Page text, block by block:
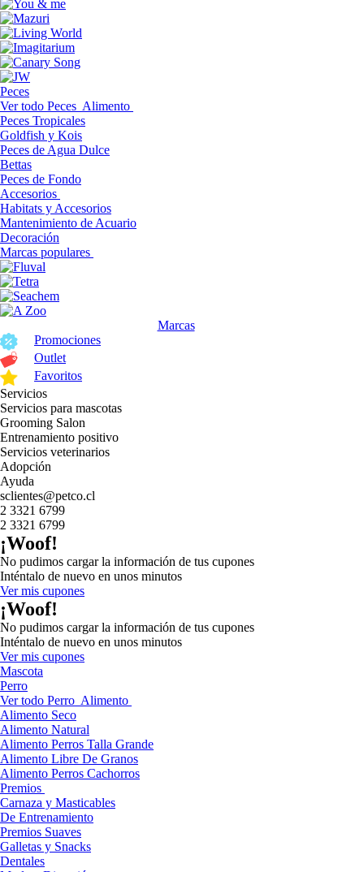
Peces
Ver todo Peces Alimento
Peces Tropicales
Goldfish y Kois
Peces de Agua Dulce
Bettas
Peces de Fondo
Accesorios
Habitats y Accesorios
Mantenimiento de Acuario
Decoración
Marcas populares
Marcas
Promociones
Outlet
Favoritos
Servicios
Servicios para mascotas
Grooming Salon
Entrenamiento positivo
Servicios veterinarios
Adopción
Ayuda
sclientes@petco.cl
2 3321 6799
2 3321 6799
¡Woof!
No pudimos cargar la información de tus cupones
Inténtalo de nuevo en unos minutos
Ver mis cupones
¡Woof!
No pudimos cargar la información de tus cupones
Inténtalo de nuevo en unos minutos
Ver mis cupones
Mascota
Perro
Ver todo Perro Alimento
Alimento Seco
Alimento Natural
Alimento Perros Talla Grande
Alimento Libre De Granos
Alimento Perros Cachorros
Premios
Carnaza y Masticables
De Entrenamiento
Premios Suaves
Galletas y Snacks
Dentales